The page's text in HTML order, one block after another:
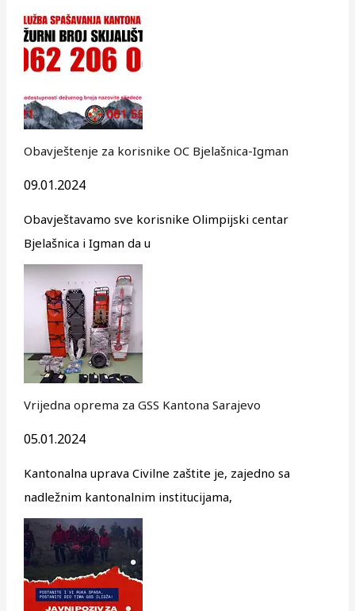
Obavještenje za korisnike OC Bjelašnica-Igman
09.01.2024
Obavještavamo sve korisnike Olimpijski centar
Bjelašnica i Igman da u
Vrijedna oprema za GSS Kantona Sarajevo
05.01.2024
Kantonalna uprava Civilne zaštite je, zajedno sa
nadležnim kantonalnim institucijama,